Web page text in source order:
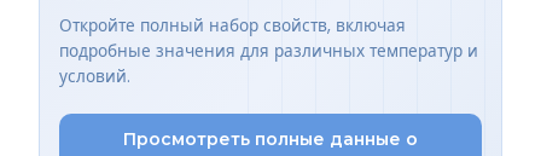
Откройте полный набор свойств, включая
подробные значения для различных температур и
условий.
Просмотреть полные данные о